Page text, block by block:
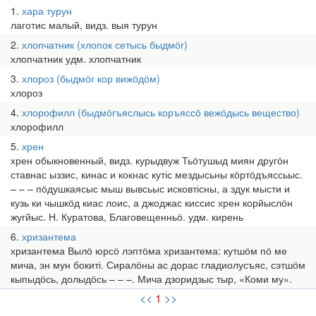
1 хара турун
лаготис малый, видз. выя турун
2 хлопчатник (хлопок сетысь быдмӧг)
хлопчатник удм. хлопчатник
3 хлороз (быдмӧг кор вижӧдӧм)
хлороз
4 хлорофилл (быдмӧгъяслысь коръяссӧ вежӧдысь вещество)
хлорофилл
5 хрен
хрен обыкновенный, видз. курыдвуж Тьӧтушыд миян другӧн
ставнас ыззис, кинас и кокнас кутіс мездысьны кӧртӧдъяссьыс.
– – – пӧдушкаясыс мыш вывсьыс исковтісны, а здук мысти и
кузь ки чышкӧд киас лоис, а джоджас киссис хрен корйыслӧн
жугйыс. Н. Куратова, Благовещенньӧ. удм. кирень
6 хризантема
хризантема Вылӧ юрсӧ лэптӧма хризантема: кутшӧм пӧ ме
мича, эн мун бокиті. Сиралӧны ас дорас гладиолусъяс, сэтшӧм
кыпыдӧсь, долыдӧсь – – –. Мича дзоридзыс тыр, «Коми му».
<< 1 >>